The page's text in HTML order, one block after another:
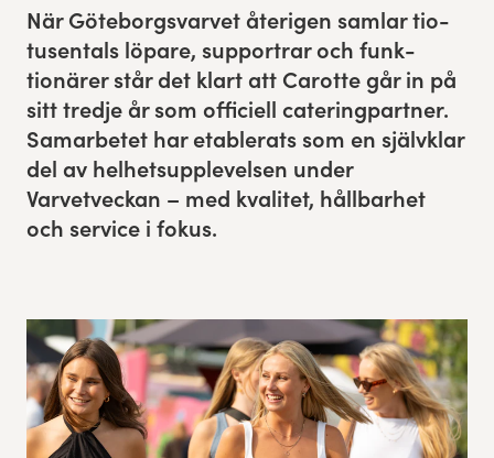
När Göte­borgsvarvet återi­gen sam­lar tio­
tusen­tals löpare, sup­por­t­rar och funk­
tionär­er står det klart att Carotte går in på
sitt tred­je år som offi­ciell cater­ing­part­ner.
Samar­betet har etabler­ats som en självk­lar
del av hel­het­sup­plevelsen under
Varvetveck­an – med kvalitet, håll­barhet
och ser­vice i fokus.
Spring för välgörenhet
Göteborgsvarvet familjeområde
Res, bo, upplev
Hållbarhet
Funktionär/Volontär